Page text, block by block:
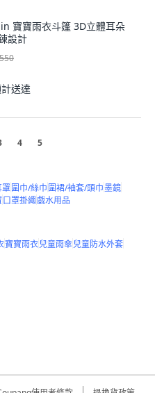
寶寶雨衣斗篷 3D立體耳朵
設計
送達
4 5
罩圍巾/絲巾圍裙/袖套/頭巾墨鏡
口罩掛繩戲水用品
寶寶雨衣兒童雨傘兒童防水外套